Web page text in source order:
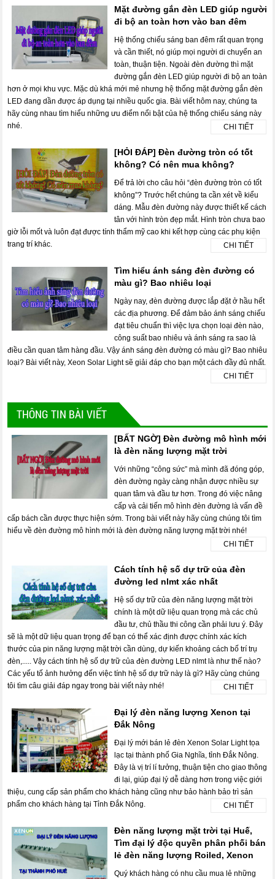
Mặt đường gắn đèn LED giúp người
đi bộ an toàn hơn vào ban đêm
Hệ thống chiếu sáng ban đêm rất quan trọng
và cần thiết, nó giúp mọi người di chuyển an
toàn, thuận tiện. Ngoài đèn đường thì mặt
đường gắn đèn LED giúp người đi bộ an toàn
hơn ở mọi khu vực. Mặc dù khá mới mẻ nhưng hệ thống mặt đường gắn đèn
LED đang dần được áp dụng tại nhiều quốc gia. Bài viết hôm nay, chúng ta
hãy cùng nhau tìm hiểu những ưu điểm nổi bật của hệ thống chiếu sáng này
nhé.
CHI TIẾT
[HỎI ĐÁP] Đèn đường tròn có tốt
không? Có nên mua không?
Để trả lời cho câu hỏi “đèn đường tròn có tốt
không”? Trước hết chúng ta cần xét về kiểu
dáng. Mẫu đèn đường này được thiết kế cách
tân với hình tròn đẹp mắt. Hình tròn chưa bao
giờ lỗi mốt và luôn đạt được tính thẩm mỹ cao khi kết hợp cùng các phụ kiện
trang trí khác.
CHI TIẾT
Tìm hiểu ánh sáng đèn đường có
màu gì? Bao nhiêu loại
Ngày nay, đèn đường được lắp đặt ở hầu hết
các địa phương. Để đảm bảo ánh sáng chiếu
đạt tiêu chuẩn thì việc lựa chọn loại đèn nào,
công suất bao nhiêu và ánh sáng ra sao là
điều cần quan tâm hàng đầu. Vậy ánh sáng đèn đường có màu gì? Bao nhiêu
loại? Bài viết này, Xeon Solar Light sẽ giải đáp cho bạn một cách đầy đủ nhất.
CHI TIẾT
THÔNG TIN BÀI VIẾT
[BẤT NGỜ] Đèn đường mô hình mới
là đèn năng lượng mặt trời
Với những “công sức” mà mình đã đóng góp,
đèn đường ngày càng nhận được nhiều sự
quan tâm và đầu tư hơn. Trong đó việc nâng
cấp và cải tiến mô hình đèn đường là vấn đề
cấp bách cần được thực hiện sớm. Trong bài viết này hãy cùng chúng tôi tìm
hiểu về đèn đường mô hình mới là đèn đường năng lượng mặt trời nhé!
CHI TIẾT
Cách tính hệ số dự trữ của đèn
đường led nlmt xác nhất
Hệ số dự trữ của đèn năng lượng mặt trời
chính là một dữ liệu quan trọng mà các chủ
đầu tư, chủ thầu thi công cần phải lưu ý. Đây
sẽ là một dữ liệu quan trọng để bạn có thể xác định được chính xác kích
thước của pin năng lượng mặt trời cần dùng, dự kiến khoảng cách bố trí trụ
đèn,..... Vậy cách tính hệ số dự trữ của đèn đường LED nlmt là như thế nào?
Các yếu tố ảnh hưởng đến việc tính hệ số dự trữ này là gì? Hãy cùng chúng
tôi tìm câu giải đáp ngay trong bài viết này nhé!
CHI TIẾT
Đại lý đèn năng lượng Xenon tại
Đắk Nông
Đại lý mới bán lẻ đèn Xenon Solar Light tọa
lạc tại thành phố Gia Nghĩa, tỉnh Đắk Nông.
Đây là vị trí lí tưởng, thuận tiện cho giao thông
đi lại, giúp đại lý dễ dàng hơn trong việc giới
thiệu, cung cấp sản phẩm cho khách hàng cũng như bảo hành bảo trì sản
phẩm cho khách hàng tại Tỉnh Đắk Nông.
CHI TIẾT
Đèn năng lượng mặt trời tại Huế,
Tìm đại lý độc quyền phân phối bán
lẻ đèn năng lượng Roiled, Xenon
Quý khách hàng có nhu cầu mua lẻ những